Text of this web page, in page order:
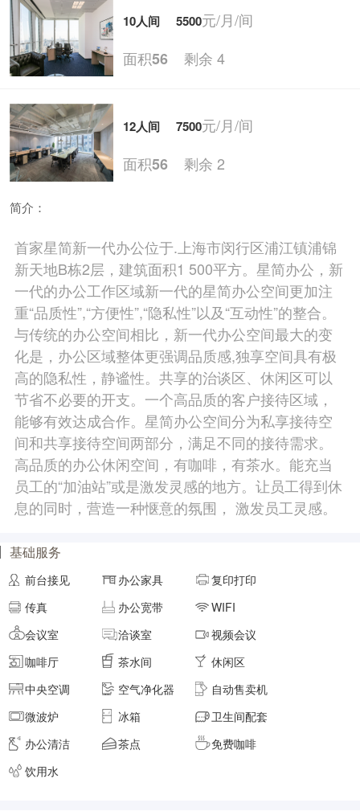
10人间 5500元/月/间
面积56剩余 4
12人间 7500元/月/间
面积56剩余 2
面积112剩余 8
15人间 8250元/月/间
面积
168剩余 4
简介：
首家星简新一代办公位于.上海市闵行区浦江镇浦锦
新天地B栋2层，建筑面积1 500平方。星简办公，新
一代的办公工作区域新一代的星简办公空间更加注
重“品质性”,“方便性”,“隐私性”以及“互动性”的整合。
与传统的办公空间相比，新一代办公空间最大的变
化是，办公区域整体更强调品质感,独享空间具有极
高的隐私性，静谧性。共享的治谈区、休闲区可以
节省不必要的开支。一个高品质的客户接待区域，
能够有效达成合作。星简办公空间分为私享接待空
间和共享接待空间两部分，满足不同的接待需求。
高品质的办公休闲空间，有咖啡，有茶水。能充当
员工的“加油站”或是激发灵感的地方。让员工得到休
息的同时，营造一种惬意的氛围， 激发员工灵感。
基础服务
前台接见 办公家具
复印打印
传真
办公宽带
WIFI
会议室
洽谈室
视频会议
咖啡厅
茶水间
休闲区
中央空调
空气净化器
自动售卖机
微波炉
冰箱
卫生间配套
办公清洁
茶点
免费咖啡
饮用水